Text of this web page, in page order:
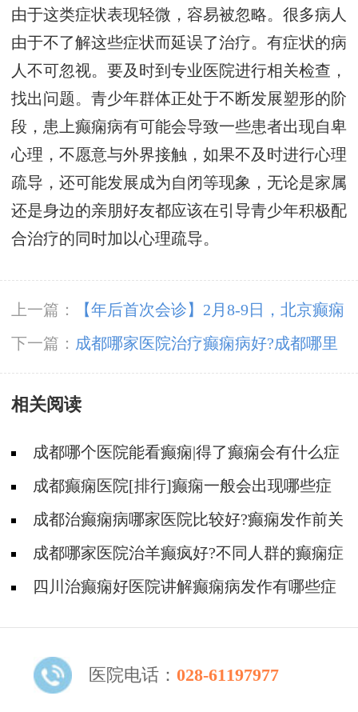
由于这类症状表现轻微，容易被忽略。很多病人
由于不了解这些症状而延误了治疗。有症状的病
人不可忽视。要及时到专业医院进行相关检查，
找出问题。青少年群体正处于不断发展塑形的阶
段，患上癫痫病有可能会导致一些患者出现自卑
心理，不愿意与外界接触，如果不及时进行心理
疏导，还可能发展成为自闭等现象，无论是家属
还是身边的亲朋好友都应该在引导青少年积极配
合治疗的同时加以心理疏导。
上一篇：
【年后首次会诊】2月8-9日，北京癫痫
大咖亲临成都会诊，切莫错过！
下一篇： 成都哪家医院治疗癫痫病好?成都哪里
治癫痫病的医院好?
相关阅读
成都哪个医院能看癫痫|得了癫痫会有什么症
状?成都癫痫医院[排行]癫痫一般会出现哪些症
状?成都治癫痫病哪家医院比较好?癫痫发作前关
节会痛吗?
成都哪家医院治羊癫疯好?不同人群的癫痫症
状有哪些?
四川治癫痫好医院讲解癫痫病发作有哪些症
医院电话： 028-61197977